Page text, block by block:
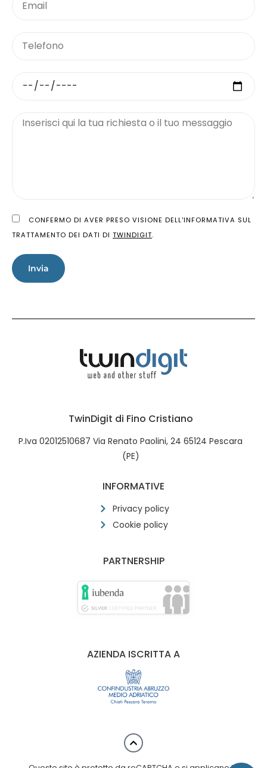
CONFERMO DI AVER PRESO VISIONE DELL'INFORMATIVA SUL
TRATTAMENTO DEI DATI DI TWINDIGIT.
Invia
TwinDigit di Fino Cristiano
P.Iva 02012510687 Via Renato Paolini, 24 65124 Pescara
(PE)
INFORMATIVE
Privacy policy
Cookie policy
PARTNERSHIP
AZIENDA ISCRITTA A